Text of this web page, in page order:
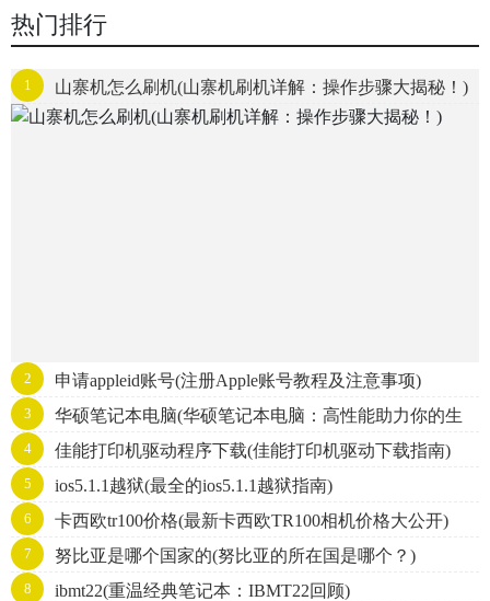
热门排行
1 山寨机怎么刷机(山寨机刷机详解：操作步骤大揭秘！)
2 申请appleid账号(注册Apple账号教程及注意事项)
3
华硕笔记本电脑(华硕笔记本电脑：高性能助力你的生
活与工作)
4 佳能打印机驱动程序下载(佳能打印机驱动下载指南)
5 ios5.1.1越狱(最全的ios5.1.1越狱指南)
6 卡西欧tr100价格(最新卡西欧TR100相机价格大公开)
7 努比亚是哪个国家的(努比亚的所在国是哪个？)
8 ibmt22(重温经典笔记本：IBMT22回顾)